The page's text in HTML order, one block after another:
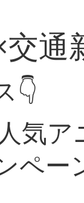
通
👇
気
ペー